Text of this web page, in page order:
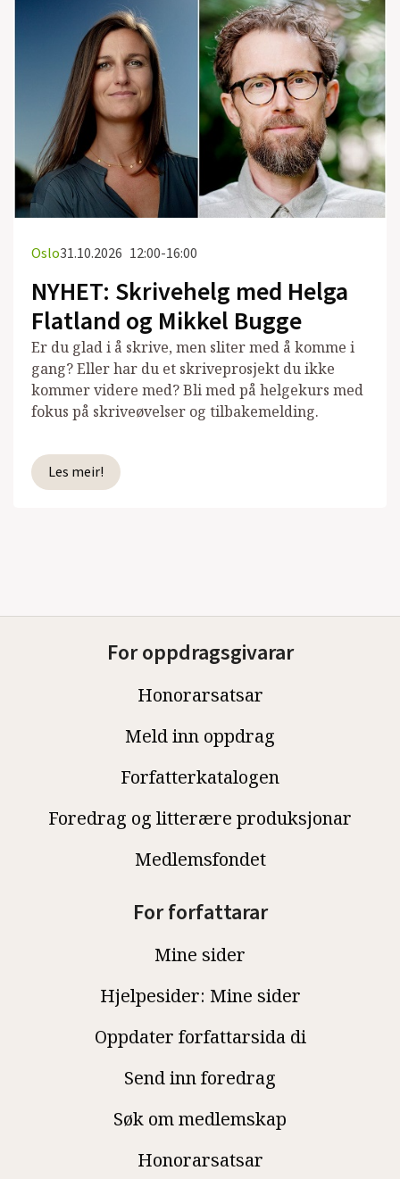
Oslo31.10.2026 12:00-16:00
NYHET: Skrivehelg med Helga
Flatland og Mikkel Bugge
Er du glad i å skrive, men sliter med å komme i
gang? Eller har du et skriveprosjekt du ikke
kommer videre med? Bli med på helgekurs med
fokus på skriveøvelser og tilbakemelding.
Les meir!
For oppdragsgivarar
Honorarsatsar
Meld inn oppdrag
Forfatterkatalogen
Foredrag og litterære produksjonar
Medlemsfondet
For forfattarar
Mine sider
Hjelpesider: Mine sider
Oppdater forfattarsida di
Send inn foredrag
Søk om medlemskap
Honorarsatsar